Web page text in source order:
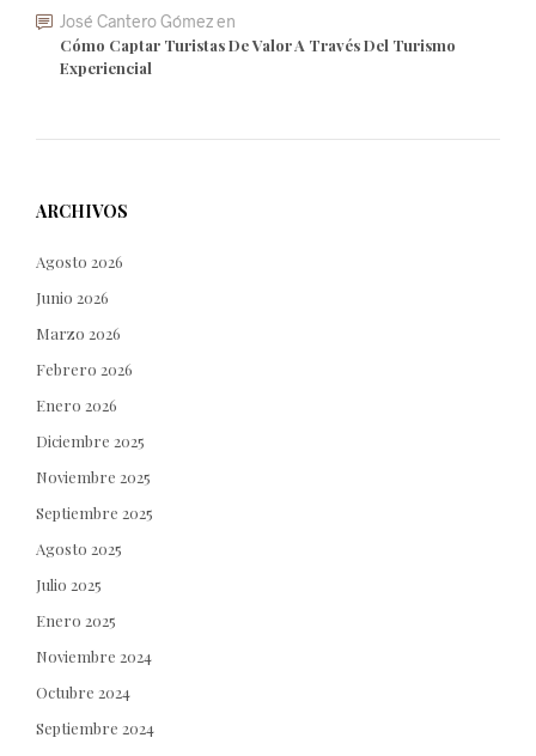
José Cantero Gómezen
Cómo Captar Turistas De Valor A Través Del Turismo
Experiencial
ARCHIVOS
Agosto 2026
Junio 2026
Marzo 2026
Febrero 2026
Enero 2026
Diciembre 2025
Noviembre 2025
Septiembre 2025
Agosto 2025
Julio 2025
Enero 2025
Noviembre 2024
Octubre 2024
Septiembre 2024